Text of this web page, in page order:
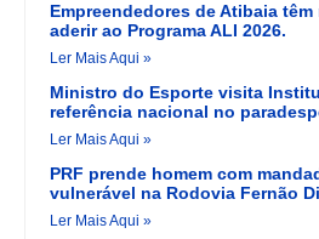
Empreendedores de Atibaia
aderir ao Programa ALI 2026.
Ler Mais Aqui »
Ministro do Esporte visita
referência nacional no
Ler Mais Aqui »
PRF prende homem com
vulnerável na Rodovia Fernão
Ler Mais Aqui »